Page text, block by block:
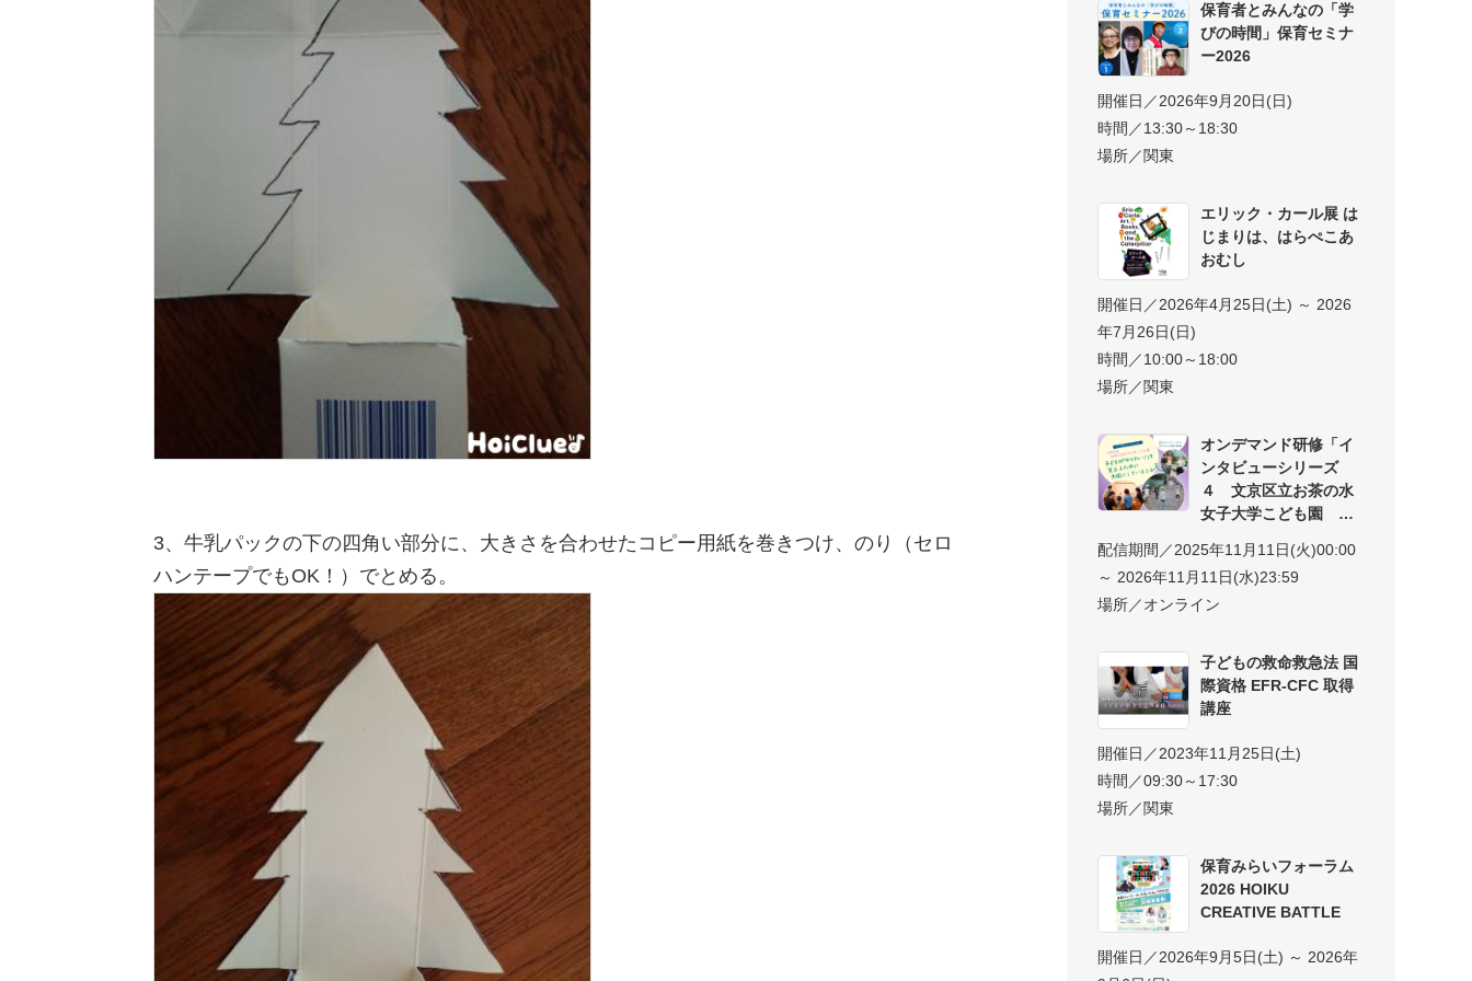
3、牛乳パックの下の四角い部分に、大きさを合わせたコピー用紙を巻きつけ、のり（セロ
ハンテープでもOK！）でとめる。
保育者とみんなの「学
びの時間」保育セミナ
ー2026
開催日／2026年9月20日(日)
時間／13:30～18:30
場所／関東
エリック・カール展 は
じまりは、はらぺこあ
おむし
開催日／2026年4月25日(土) ～ 2026
年7月26日(日)
時間／10:00～18:00
場所／関東
オンデマンド研修「イ
ンタビューシリーズ
４ 文京区立お茶の水
女子大学こども園 子
配信期間／2025年11月11日(火)00:00
～ 2026年11月11日(水)23:59
場所／オンライン
子どもの救命救急法 国
際資格 EFR-CFC 取得
講座
開催日／2023年11月25日(土)
時間／09:30～17:30
場所／関東
保育みらいフォーラム
2026 HOIKU
CREATIVE BATTLE
開催日／2026年9月5日(土) ～ 2026年